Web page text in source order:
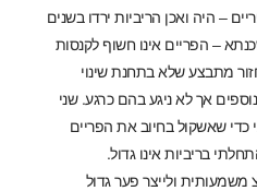
לפריים – היה ואכן הריביות ירדו בשנים
– הפריים אינו חשוף לקנסות
מתבצע שלא בתחנת שינוי
אך לא ניגע בהם כרגע. שני
כדי שאשקול בחיוב את הפריים
בריביות אינו גדול.
ולייצר פער גדול